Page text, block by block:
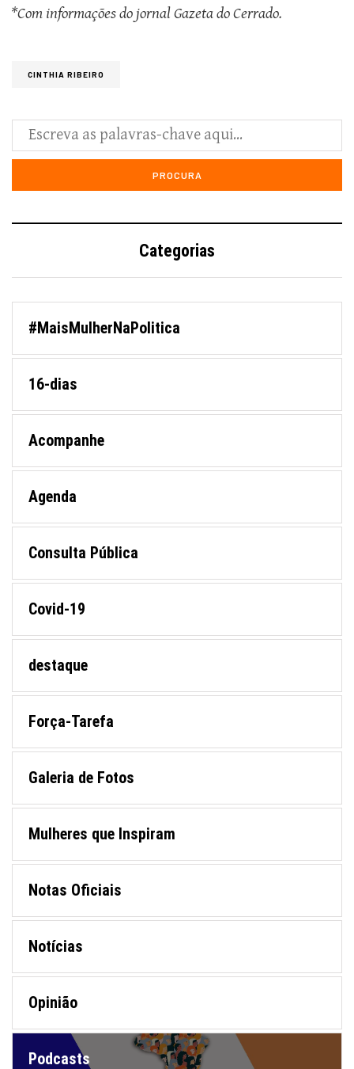
*Com informações do jornal Gazeta do Cerrado.
CINTHIA RIBEIRO
Categorias
#MaisMulherNaPolitica
16-dias
Acompanhe
Agenda
Consulta Pública
Covid-19
destaque
Força-Tarefa
Galeria de Fotos
Mulheres que Inspiram
Notas Oficiais
Notícias
Opinião
Podcasts